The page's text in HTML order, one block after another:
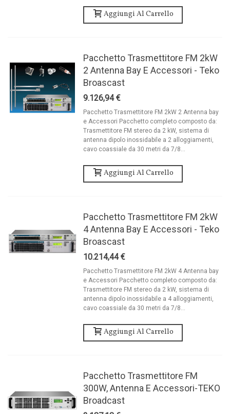
Aggiungi Al Carrello
Pacchetto Trasmettitore FM 2kW
2 Antenna Bay E Accessori - Teko
Broascast
9.126,94 €
Pacchetto Trasmettitore FM 2kW 2 Antenna bay
e Accessori Pacchetto completo composto da:
Trasmettitore FM stereo da 2 kW, sistema di
antenna dipolo inossidabile a 2 alloggiamenti,
cavo coassiale da 30 metri da 7/8...
Aggiungi Al Carrello
Pacchetto Trasmettitore FM 2kW
4 Antenna Bay E Accessori - Teko
Broascast
10.214,44 €
Pacchetto Trasmettitore FM 2kW 4 Antenna bay
e Accessori Pacchetto completo composto da:
Trasmettitore FM stereo da 2 kW, sistema di
antenna dipolo inossidabile a 4 alloggiamenti,
cavo coassiale da 30 metri da 7/8...
Aggiungi Al Carrello
Pacchetto Trasmettitore FM
300W, Antenna E Accessori-TEKO
Broadcast